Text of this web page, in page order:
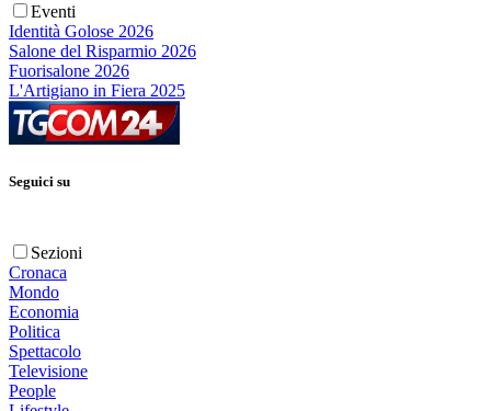
Eventi
Identità Golose 2026
Salone del Risparmio 2026
Fuorisalone 2026
L'Artigiano in Fiera 2025
Seguici su
Sezioni
Cronaca
Mondo
Economia
Politica
Spettacolo
Televisione
People